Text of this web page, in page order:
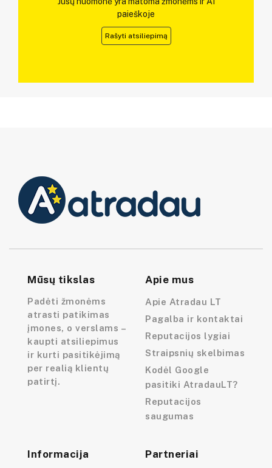
paieškoje
Rašyti atsiliepimą
Mūsų tikslas
Padėti žmonėms
atrasti patikimas
įmones, o verslams –
kaupti atsiliepimus
ir kurti pasitikėjimą
per realią klientų
patirtį.
Apie mus
Apie Atradau LT
Pagalba ir kontaktai
Reputacijos lygiai
Straipsnių skelbimas
Kodėl Google
pasitiki AtradauLT?
Reputacijos
saugumas
Informacija Partneriai